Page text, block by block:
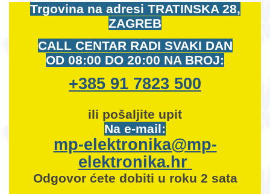
Trgovina na adresi TRATINSKA 28,
ZAGREB
CALL CENTAR RADI SVAKI DAN
OD 08:00 DO 20:00 NA BROJ:
+385 91 7823 500
ili pošaljite upit
Na e-mail:
mp-elektronika@mp-
elektronika.hr
Odgovor ćete dobiti u roku 2 sata